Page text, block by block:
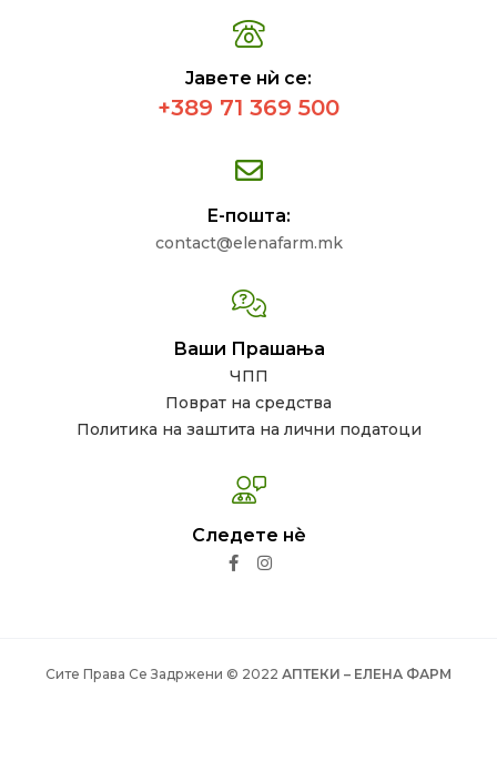
Јавете нѝ се:
+389 71 369 500
Е-пошта:
contact@elenafarm.mk
Ваши Прашања
ЧПП
Поврат на средства
Политика на заштита на лични податоци
Следете нѐ
Сите Права Се Задржени © 2022 АПТЕКИ – ЕЛЕНА ФАРМ